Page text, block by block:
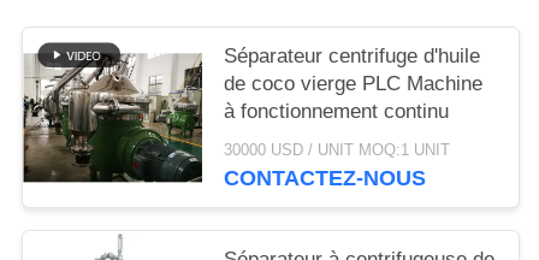
POLICY
Séparateur centrifuge d'huile
de coco vierge PLC Machine
à fonctionnement continu
30000 USD / UNIT MOQ:1 UNIT
CONTACTEZ-NOUS